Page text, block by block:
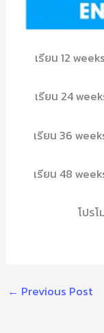
เรียน 12
เรียน 24
เรียน 36
เรียน 48
โปร
← Previous Post